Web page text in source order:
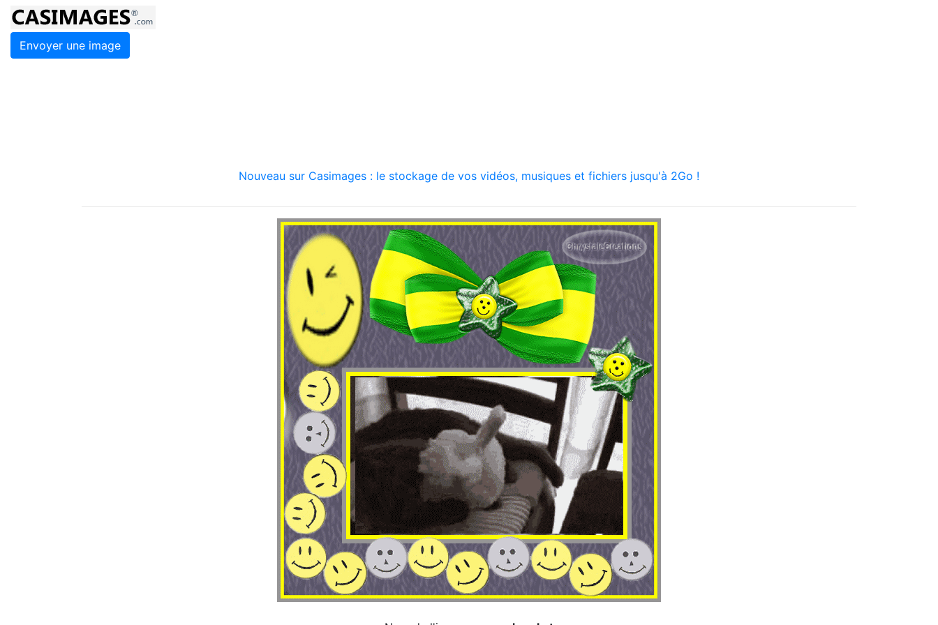
Envoyer une image
Nouveau sur Casimages : le stockage de vos vidéos, musiques et fichiers jusqu'à 2Go !